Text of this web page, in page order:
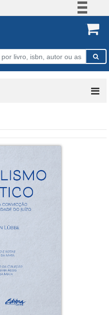
Participe